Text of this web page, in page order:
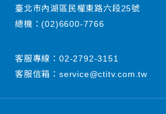
臺北市內湖區民權東路六段25號
總機：(02)6600-7766
客服專線： 02-2792-3151
客服信箱： service@ctitv.com.tw